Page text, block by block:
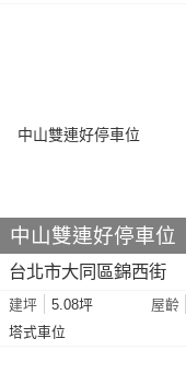
中山雙連好停車位
台北市大同區錦西街
建坪 5.08坪 屋齡
塔式車位